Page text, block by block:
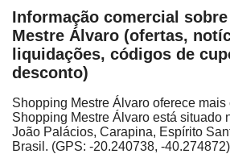
Informação comercial
Mestre Álvaro (ofertas,
liquidações, códigos de
desconto)
Shopping Mestre Álvaro oferece mais
Shopping Mestre Álvaro está situado
João Palácios, Carapina, Espírito
Brasil. (GPS: -20.240738, -40.274872)